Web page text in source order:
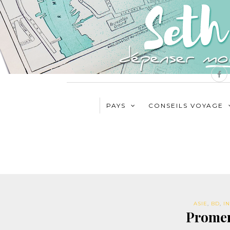
PAYS CONSEILS VOYAGE
ASIE, BD,